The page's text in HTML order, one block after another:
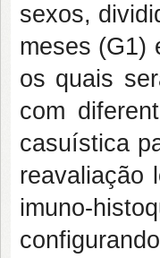
sexos,
meses (G1)
os quais
com
casuística
reavaliação
imuno-